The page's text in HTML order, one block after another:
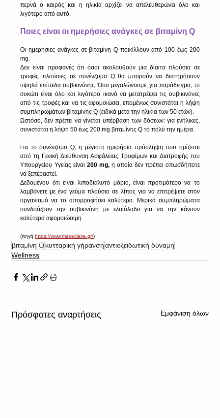
περνά ο καιρός και η ηλικία αρχίζει να απελευθερώνει όλο και
λιγότερο από αυτό.
Ποιες είναι οι ημερήσιες ανάγκες σε βιταμίνη Q
Οι ημερήσιες ανάγκες σε βιταμίνη Q ποικίλλουν από 100 έως 200
mg.
Δεν είναι προφανές ότι όσοι ακολουθούν μια δίαιτα πλούσια σε
τροφές πλούσιες σε συνένζυμο Q θα μπορούν να διατηρήσουν
υψηλά επίπεδα ουβικινόνης. Όσο μεγαλώνουμε, για παράδειγμα, το
συκώτι είναι όλο και λιγότερο ικανό να μετατρέψει τις ουβικινόνες
από τις τροφές και να τις αφομοιώσει, επομένως συνιστάται η λήψη
συμπληρωμάτων βιταμίνης Q (ειδικά μετά την ηλικία των 50 ετών).
Ωστόσο, δεν πρέπει να γίνεται υπέρβαση των δόσεων: για ενήλικες,
συνιστάται η λήψη 50 έως 200 mg βιταμίνης Q το πολύ την ημέρα.
Για το συνένζυμο Q, η μέγιστη ημερήσια πρόσληψη που ορίζεται
από τη Γενική Διεύθυνση Ασφάλειας Τροφίμων και Διατροφής του
Υπουργείου Υγείας είναι 200 ​​mg, η οποία δεν πρέπει οπωσδήποτε
να ξεπεραστεί.
Δεδομένου ότι είναι λιποδιαλυτό μόριο, είναι προτιμότερο να το
λαμβάνετε με ένα γεύμα πλούσιο σε λίπος για να επιτρέψετε στον
οργανισμό να το απορροφήσει καλύτερα. Μερικά συμπληρώματα
συνδυάζουν την ουβικινόνη με ελαιόλαδο για να την κάνουν
καλύτερα αφομοιώσιμη.
(πηγή:https://www.marieclaire.gr/)
βιταμίνη Q κυτταρική γήρανσηαντιοξειδωτική δύναμη
Wellness
Πρόσφατες αναρτήσεις Εμφάνιση όλων